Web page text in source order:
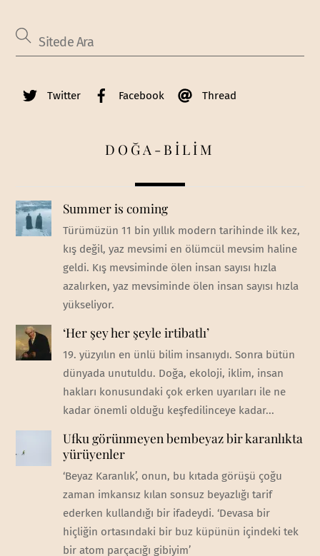
Twitter Facebook Thread
DOĞA-BİLİM
Summer is coming
Türümüzün 11 bin yıllık modern tarihinde ilk kez,
kış değil, yaz mevsimi en ölümcül mevsim haline
geldi. Kış mevsiminde ölen insan sayısı hızla
azalırken, yaz mevsiminde ölen insan sayısı hızla
yükseliyor.
‘Her şey her şeyle irtibatlı’
19. yüzyılın en ünlü bilim insanıydı. Sonra bütün
dünyada unutuldu. Doğa, ekoloji, iklim, insan
hakları konusundaki çok erken uyarıları ile ne
kadar önemli olduğu keşfedilinceye kadar...
Ufku görünmeyen bembeyaz bir karanlıkta
yürüyenler
‘Beyaz Karanlık’, onun, bu kıtada görüşü çoğu
zaman imkansız kılan sonsuz beyazlığı tarif
ederken kullandığı bir ifadeydi. ‘Devasa bir
hiçliğin ortasındaki bir buz küpünün içindeki tek
bir atom parçacığı gibiyim’